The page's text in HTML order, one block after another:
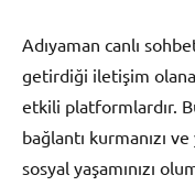
Adıyaman canlı
getirdiği iletişim
etkili platformlardır.
bağlantı kurmanızı
sosyal yaşamınızı